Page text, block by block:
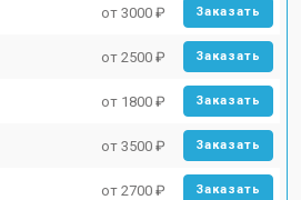
от 3000 ₽ Заказать
от 2500 ₽ Заказать
от 1800 ₽ Заказать
от 3500 ₽ Заказать
от 2700 ₽ Заказать